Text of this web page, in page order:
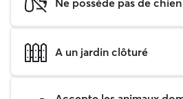
A un jardin clôturé